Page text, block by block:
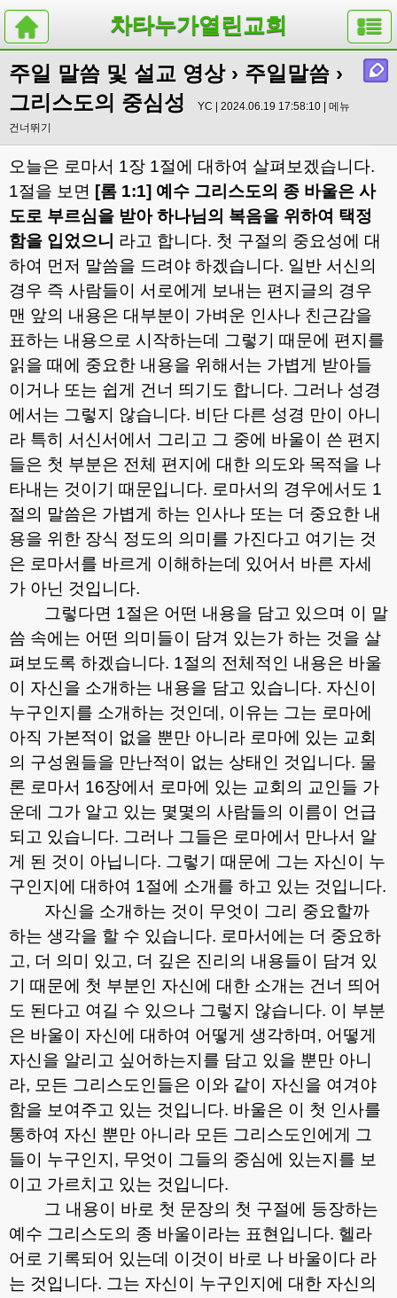
차타누가열린교회
주일 말씀 및 설교 영상› 주일말씀 ›
그리스도의 중심성
YC | 2024.06.19 17:58:10 | 메뉴
건너뛰기
오늘은 로마서 1장 1절에 대하여 살펴보겠습니다.
1절을 보면 [롬 1:1] 예수 그리스도의 종 바울은 사
도로 부르심을 받아 하나님의 복음을 위하여 택정
함을 입었으니 라고 합니다. 첫 구절의 중요성에 대
하여 먼저 말씀을 드려야 하겠습니다. 일반 서신의
경우 즉 사람들이 서로에게 보내는 편지글의 경우
맨 앞의 내용은 대부분이 가벼운 인사나 친근감을
표하는 내용으로 시작하는데 그렇기 때문에 편지를
읽을 때에 중요한 내용을 위해서는 가볍게 받아들
이거나 또는 쉽게 건너 띄기도 합니다. 그러나 성경
에서는 그렇지 않습니다. 비단 다른 성경 만이 아니
라 특히 서신서에서 그리고 그 중에 바울이 쓴 편지
들은 첫 부분은 전체 편지에 대한 의도와 목적을 나
타내는 것이기 때문입니다. 로마서의 경우에서도 1
절의 말씀은 가볍게 하는 인사나 또는 더 중요한 내
용을 위한 장식 정도의 의미를 가진다고 여기는 것
은 로마서를 바르게 이해하는데 있어서 바른 자세
가 아닌 것입니다.
그렇다면 1절은 어떤 내용을 담고 있으며 이 말
씀 속에는 어떤 의미들이 담겨 있는가 하는 것을 살
펴보도록 하겠습니다. 1절의 전체적인 내용은 바울
이 자신을 소개하는 내용을 담고 있습니다. 자신이
누구인지를 소개하는 것인데 , 이유는 그는 로마에
아직 가본적이 없을 뿐만 아니라 로마에 있는 교회
의 구성원들을 만난적이 없는 상태인 것입니다. 물
론 로마서 16장에서 로마에 있는 교회의 교인들 가
운데 그가 알고 있는 몇몇의 사람들의 이름이 언급
되고 있습니다. 그러나 그들은 로마에서 만나서 알
게 된 것이 아닙니다. 그렇기 때문에 그는 자신이 누
구인지에 대하여 1절에 소개를 하고 있는 것입니다.
자신을 소개하는 것이 무엇이 그리 중요할까
하는 생각을 할 수 있습니다. 로마서에는 더 중요하
고, 더 의미 있고, 더 깊은 진리의 내용들이 담겨 있
기 때문에 첫 부분인 자신에 대한 소개는 건너 띄어
도 된다고 여길 수 있으나 그렇지 않습니다. 이 부분
은 바울이 자신에 대하여 어떻게 생각하며 , 어떻게
자신을 알리고 싶어하는지를 담고 있을 뿐만 아니
라, 모든 그리스도인들은 이와 같이 자신을 여겨야
함을 보여주고 있는 것입니다. 바울은 이 첫 인사를
통하여 자신 뿐만 아니라 모든 그리스도인에게 그
들이 누구인지 , 무엇이 그들의 중심에 있는지를 보
이고 가르치고 있는 것입니다.
그 내용이 바로 첫 문장의 첫 구절에 등장하는
예수 그리스도의 종 바울이라는 표현입니다. 헬라
어로 기록되어 있는데 이것이 바로 나 바울이다 라
는 것입니다. 그는 자신이 누구인지에 대한 자신의